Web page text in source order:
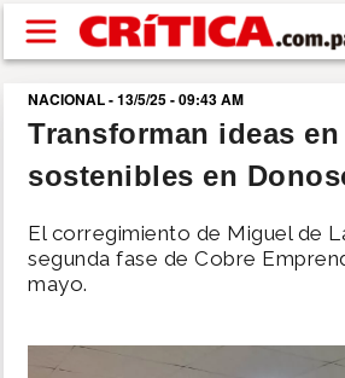
Pasar al contenido principal
buscar
SUCESOS
NACIONAL
NACIONAL - 13/5/25 - 09:43 AM
Transforman ideas
sostenibles en
El corregimiento de Miguel de
segunda fase de Cobre
mayo.